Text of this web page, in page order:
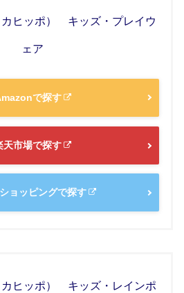
カヒッポ） キッズ・プレイウ
ェア
で探す
天市場で探す
ョッピングで探す
カヒッポ） キッズ・レインポ